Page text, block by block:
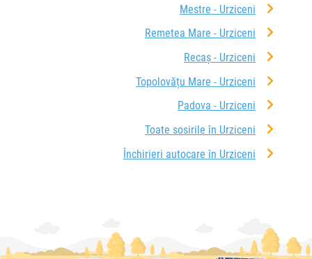
Mestre - Urziceni
Remetea Mare - Urziceni
Recaș - Urziceni
Topolovățu Mare - Urziceni
Padova - Urziceni
Toate sosirile în Urziceni
Închirieri autocare în Urziceni